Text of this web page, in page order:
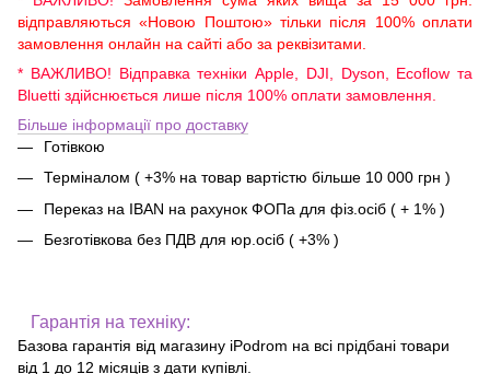
відправляються «Новою Поштою» тільки після 100% оплати
замовлення онлайн на сайті або за реквізитами.
* ВАЖЛИВО! Відправка техніки Apple, DJI, Dyson, Ecoflow та
Bluetti здійснюється лише після 100% оплати замовлення.
Більше інформації про доставку
Готівкою
Терміналом ( +3% на товар вартістю більше 10 000 грн )
Переказ на IBAN на рахунок ФОПа для фіз.осіб ( + 1% )
Безготівкова без ПДВ для юр.осіб ( +3% )
Гарантія на техніку:
Базова гарантія від магазину iPodrom на всі прідбані товари
від 1 до 12 місяців з дати купівлі.